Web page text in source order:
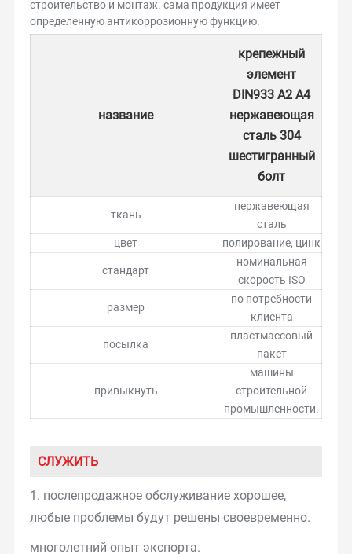
строительство и монтаж. сама продукция имеет
определенную антикоррозионную функцию.
название
крепежный
элемент
DIN933 A2 A4
нержавеющая
сталь 304
шестигранный
болт
ткань
нержавеющая
сталь
цвет
полирование, цинк
стандарт
номинальная
скорость ISO
размер
по потребности
клиента
посылка
пластмассовый
пакет
привыкнуть
машины
строительной
промышленности.
СЛУЖИТЬ
1. послепродажное обслуживание хорошее,
любые проблемы будут решены своевременно.
многолетний опыт экспорта.